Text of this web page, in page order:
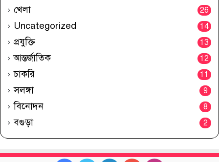
খেলা 26
Uncategorized 14
প্রযুক্তি 13
আন্তর্জাতিক 12
চাকরি 11
সলঙ্গা 9
বিনোদন 8
বগুড়া 2